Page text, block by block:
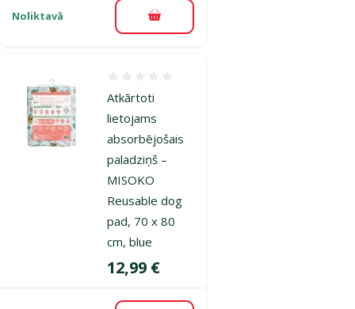
Noliktavā Pievienot grozam
Atkārtoti
lietojams
absorbējošais
paladziņš –
MISOKO
Reusable dog
pad, 70 x 80
cm, blue
Cena
12,99 €